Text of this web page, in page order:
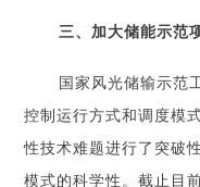
三、加大储能示范
国家风光储输示范
控制运行方式和调度模
性技术难题进行了突破
模式的科学性。截止目